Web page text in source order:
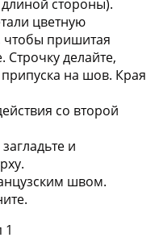
стороны).
цветную
чтобы пришитая
Строчку делайте,
на шов. Края
со второй
и
швом.